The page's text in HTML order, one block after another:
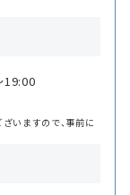
19:00
いますので、事前に